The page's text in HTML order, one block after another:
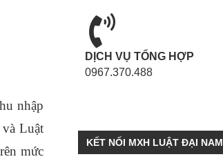
nhập
Luật
mức
DỊCH VỤ TỔNG HỢP
0967.370.488
KẾT NỐI MXH LUẬT ĐẠI NAM